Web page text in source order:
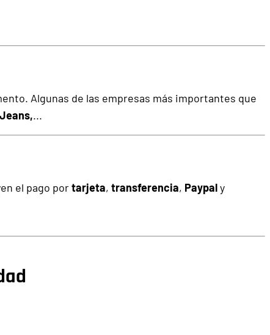
Algunas de las empresas más importantes que
...
el pago portarjeta, transferencia, Paypaly